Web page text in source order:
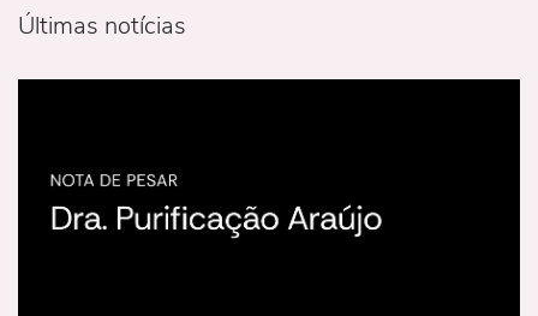
Últimas notícias